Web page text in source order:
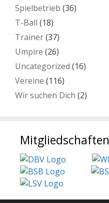
Spielbetrieb (36)
T-Ball (18)
Trainer(37)
Umpire (26)
Uncategorized (16)
Vereine (116)
Wir suchen Dich (2)
Mitgliedschaften